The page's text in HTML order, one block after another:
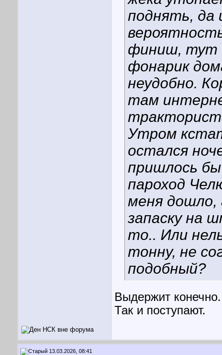
поднять, да
финиш, тут
фонарик
неудобно.
там
Утром
остался
пришлось
пароход
меня дошло,
запаску на
то.. Или
тонну, не
подобный?
Выдержит конечно.
Так и поступают.
13.03.2026, 08:41